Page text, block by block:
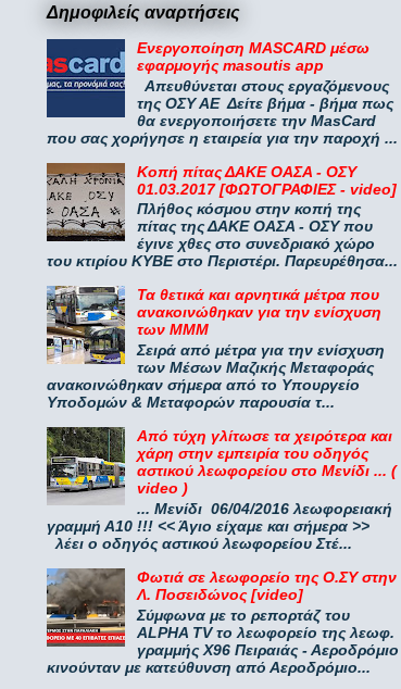
Δημοφιλείς αναρτήσεις
Ενεργοποίηση MASCARD μέσω
εφαρμογής masoutis app
Απευθύνεται στους εργαζόμενους
της ΟΣΥ ΑΕ Δείτε βήμα - βήμα πως
θα ενεργοποιήσετε την MasCard
που σας χορήγησε η εταιρεία για την παροχή ...
Κοπή πίτας ΔΑΚΕ ΟΑΣΑ - ΟΣΥ
01.03.2017 [ΦΩΤΟΓΡΑΦΙΕΣ - video]
Πλήθος κόσμου στην κοπή της
πίτας της ΔΑΚΕ ΟΑΣΑ - ΟΣΥ που
έγινε χθες στο συνεδριακό χώρο
του κτιρίου ΚΥΒΕ στο Περιστέρι. Παρευρέθησα...
Τα θετικά και αρνητικά μέτρα που
ανακοινώθηκαν για την ενίσχυση
των ΜΜΜ
Σειρά από μέτρα για την ενίσχυση
των Μέσων Μαζικής Μεταφοράς
ανακοινώθηκαν σήμερα από το Υπουργείο
Υποδομών & Μεταφορών παρουσία τ...
Από τύχη γλίτωσε τα χειρότερα και
χάρη στην εμπειρία του οδηγός
αστικού λεωφορείου στο Μενίδι ... (
video )
... Μενίδι 06/04/2016 λεωφορειακή
γραμμή Α10 !!! << Άγιο είχαμε και σήμερα >>
λέει ο οδηγός αστικού λεωφορείου Στέ...
Φωτιά σε λεωφορείο της Ο.ΣΥ στην
Λ. Ποσειδώνος [video]
Σύμφωνα με το ρεπορτάζ του
ALPHA TV το λεωφορείο της λεωφ.
γραμμής Χ96 Πειραιάς - Αεροδρόμιο
κινούνταν με κατεύθυνση από Αεροδρόμιο...